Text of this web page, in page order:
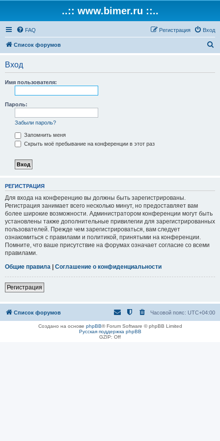
..:: www.bimer.ru ::..
FAQ Вход
Регистрация
Список форумов
Вход
Имя пользователя:
Пароль:
Забыли пароль?
Запомнить меня
Скрыть моё пребывание на конференции в этот раз
РЕГИСТРАЦИЯ
Для входа на конференцию вы должны быть зарегистрированы.
Регистрация занимает всего несколько минут, но предоставляет вам
более широкие возможности. Администратором конференции могут быть
установлены также дополнительные привилегии для зарегистрированных
пользователей. Прежде чем зарегистрироваться, вам следует
ознакомиться с правилами и политикой, принятыми на конференции.
Помните, что ваше присутствие на форумах означает согласие со всеми
правилами.
Общие правила | Соглашение о конфиденциальности
Регистрация
Список форумов Часовой пояс: UTC+04:00
Создано на основе phpBB® Forum Software © phpBB Limited
Русская поддержка phpBB
GZIP: Off